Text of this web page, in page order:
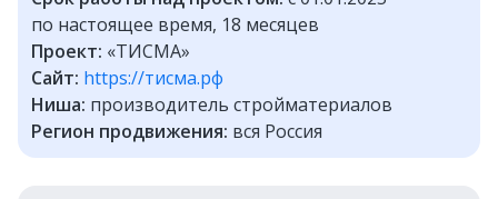
по настоящее время, 18 месяцев
Проект: «ТИСМА»
Сайт: https://тисма.рф
Ниша: производитель стройматериалов
Регион продвижения: вся Россия